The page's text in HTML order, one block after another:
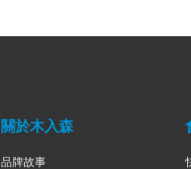
關於木入森
品牌故事